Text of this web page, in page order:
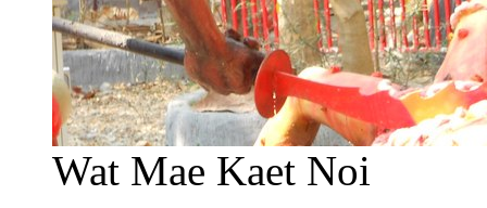
Wat Mae Kaet Noi